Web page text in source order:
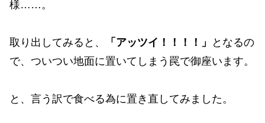
様……。
取り出してみると、 「アッツイ！！！！」
となるの
で、ついつい地面に置いてしまう罠で御座います。
と、言う訳で食べる為に置き直してみました。